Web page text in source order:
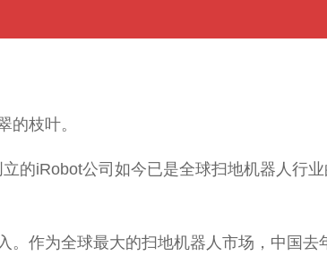
的枝叶。
的iRobot公司如今已是全球扫地机器人行
作为全球最大的扫地机器人市场，中国